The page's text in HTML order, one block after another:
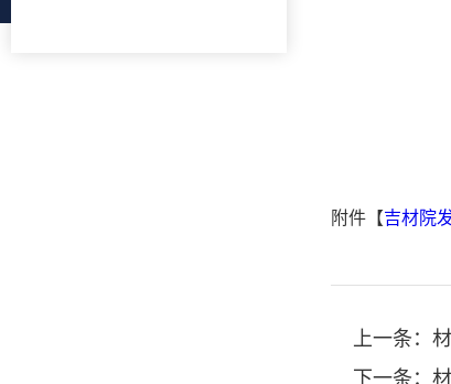
附件【吉材院
上一条：
下一条：